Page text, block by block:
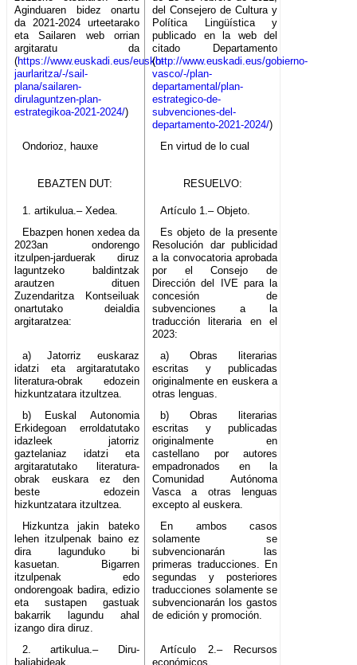
Aginduaren bidez onartu
da 2021-2024 urteetarako
eta Sailaren web orrian
argitaratu da
(https://www.euskadi.eus/eusko-
jaurlaritza/-/sail-
plana/sailaren-
dirulaguntzen-plan-
estrategikoa-2021-2024/)
del Consejero de Cultura y
Política Lingüística y
publicado en la web del
citado Departamento
(http://www.euskadi.eus/gobierno-
vasco/-/plan-
departamental/plan-
estrategico-de-
subvenciones-del-
departamento-2021-2024/)
Ondorioz, hauxe
En virtud de lo cual
EBAZTEN DUT: RESUELVO:
1. artikulua.– Xedea.
Artículo 1.– Objeto.
Ebazpen honen xedea da
2023an ondorengo
itzulpen-jarduerak diruz
laguntzeko baldintzak
arautzen dituen
Zuzendaritza Kontseiluak
onartutako deialdia
argitaratzea:
Es objeto de la presente
Resolución dar publicidad
a la convocatoria aprobada
por el Consejo de
Dirección del IVE para la
concesión de
subvenciones a la
traducción literaria en el
2023:
a) Jatorriz euskaraz
idatzi eta argitaratutako
literatura-obrak edozein
hizkuntzatara itzultzea.
a) Obras literarias
escritas y publicadas
originalmente en euskera a
otras lenguas.
b) Euskal Autonomia
Erkidegoan erroldatutako
idazleek jatorriz
gaztelaniaz idatzi eta
argitaratutako literatura-
obrak euskara ez den
beste edozein
hizkuntzatara itzultzea.
b) Obras literarias
escritas y publicadas
originalmente en
castellano por autores
empadronados en la
Comunidad Autónoma
Vasca a otras lenguas
excepto al euskera.
Hizkuntza jakin bateko
lehen itzulpenak baino ez
dira lagunduko bi
kasuetan. Bigarren
itzulpenak edo
ondorengoak badira, edizio
eta sustapen gastuak
bakarrik lagundu ahal
izango dira diruz.
En ambos casos
solamente se
subvencionarán las
primeras traducciones. En
segundas y posteriores
traducciones solamente se
subvencionarán los gastos
de edición y promoción.
2. artikulua.– Diru-
baliabideak.
Artículo 2.– Recursos
económicos.